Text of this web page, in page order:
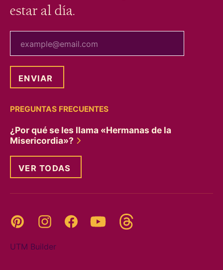
estar al día.
PREGUNTAS FRECUENTES
¿Por qué se les llama «Hermanas de la
Misericordia»?
VER TODAS
Pinterest InstagramFacebookYouTube
UTM Builder